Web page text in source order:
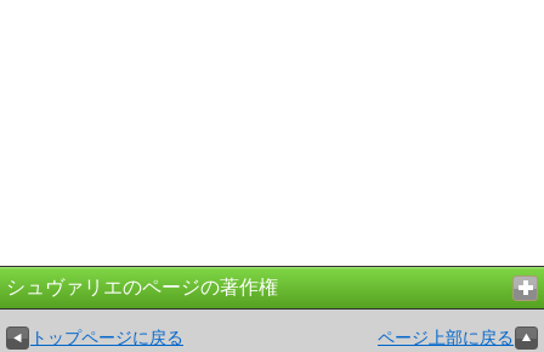
シュヴァリエのページの著作権
トップページに戻る ページ上部に戻る